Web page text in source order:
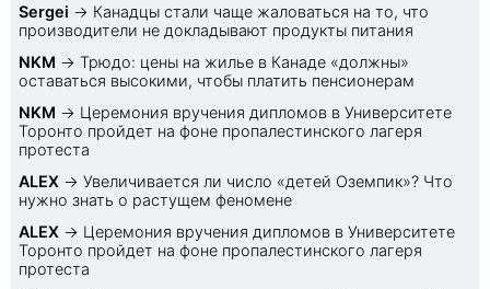
Sеrgei → Канадцы стали чаще жаловаться на то, что
производители не докладывают продукты питания
NKM → Трюдо: цены на жилье в Канаде «должны»
оставаться высокими, чтобы платить пенсионерам
NKM → Церемония вручения дипломов в Университете
Торонто пройдет на фоне пропалестинского лагеря
протеста
ALEX → Увеличивается ли число «детей Оземпик»? Что
нужно знать о растущем феномене
ALEX → Церемония вручения дипломов в Университете
Торонто пройдет на фоне пропалестинского лагеря
протеста